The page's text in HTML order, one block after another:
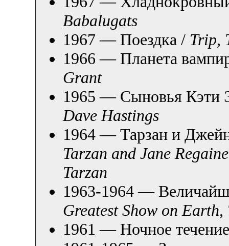
Babalugats
1967 — Поездка / Trip,
1966 — Планета
Grant
1965 — Сыновья Кэти
Dave Hastings
1964 — Тарзан и
Tarzan and Jane
Tarzan
1963-1964 —
Greatest Show on
1961 — Ночное